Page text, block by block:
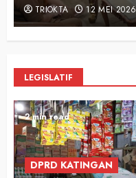
TRIOKTA 12 MEI 2026
LEGISLATIF
2 min read
DPRD KATINGAN